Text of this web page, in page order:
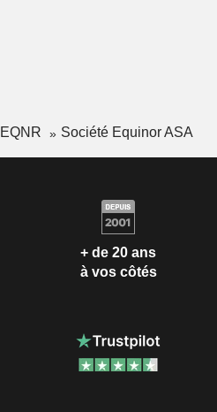
Société Equinor ASA
+ de 20 ans
à vos côtés